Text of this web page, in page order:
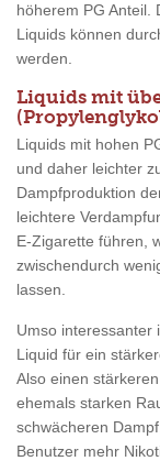
höherem PG Anteil.
Liquids können
werden.
Liquids mit
Liquids mit hohen
und daher leichter
Dampfproduktion
leichtere
E-Zigarette führen,
zwischendurch
lassen.
Umso interessanter
Liquid für ein
Also einen
ehemals starken
schwächeren
Benutzer mehr